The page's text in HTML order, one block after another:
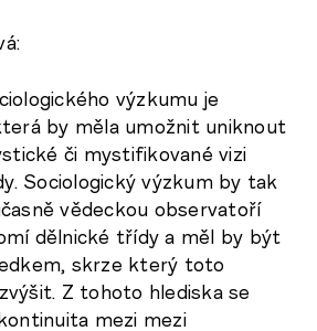
výzkumu je
by měla umožnit uniknout
či mystifikované vizi
Sociologický výzkum by tak
vědeckou observatoří
dělnické třídy a měl by být
skrze který toto
Z tohoto hlediska se
mezi mezi